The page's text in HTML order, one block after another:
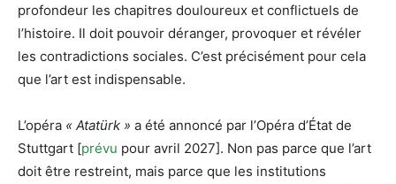
profondeur les chapitres douloureux et conflictuels de
l’histoire. Il doit pouvoir déranger, provoquer et révéler
les contradictions sociales. C’est précisément pour cela
que l’art est indispensable.
L’opéra « Atatürk » a été annoncé par l’Opéra d’État de
Stuttgart [prévu pour avril 2027]. Non pas parce que l’art
doit être restreint, mais parce que les institutions